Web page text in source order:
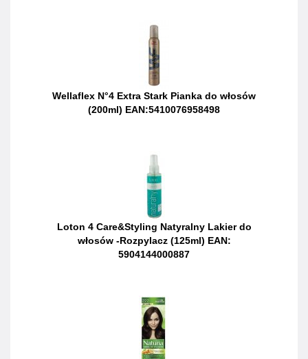
Wellaflex N°4 Extra Stark Pianka do włosów
(200ml) EAN:5410076958498
Loton 4 Care&Styling Natyralny Lakier do
włosów -Rozpylacz (125ml) EAN:
5904144000887